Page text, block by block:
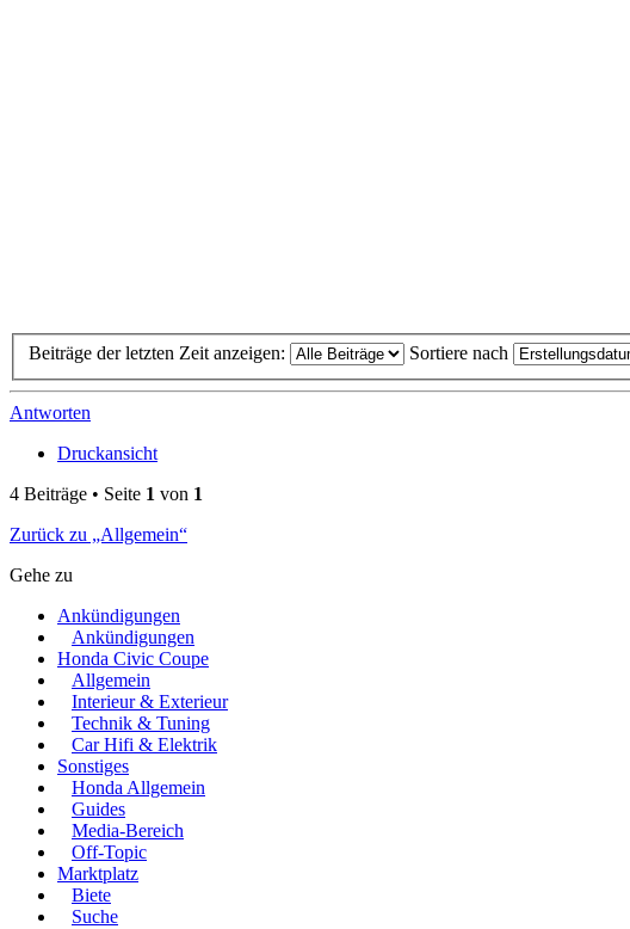
Beiträge der letzten Zeit anzeigen: Sortiere nach
Antworten
Druckansicht
4 Beiträge • Seite 1 von 1
Zurück zu „Allgemein“
Gehe zu
Ankündigungen
Ankündigungen
Honda Civic Coupe
Allgemein
Interieur & Exterieur
Technik & Tuning
Car Hifi & Elektrik
Sonstiges
Honda Allgemein
Guides
Media-Bereich
Off-Topic
Marktplatz
Biete
Suche